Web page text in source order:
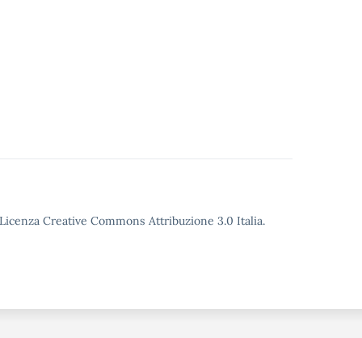
Creative Commons Attribuzione 3.0 Italia.